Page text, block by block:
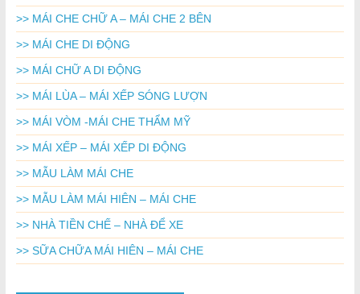
>> MÁI CHE CHỮ A – MÁI CHE 2 BÊN
>> MÁI CHE DI ĐỘNG
>> MÁI CHỮ A DI ĐỘNG
>> MÁI LÙA – MÁI XẾP SÓNG LƯỢN
>> MÁI VÒM -MÁI CHE THẨM MỸ
>> MÁI XẾP – MÁI XẾP DI ĐỘNG
>> MẪU LÀM MÁI CHE
>> MẪU LÀM MÁI HIÊN – MÁI CHE
>> NHÀ TIỀN CHẾ – NHÀ ĐỂ XE
>> SỮA CHỮA MÁI HIÊN – MÁI CHE